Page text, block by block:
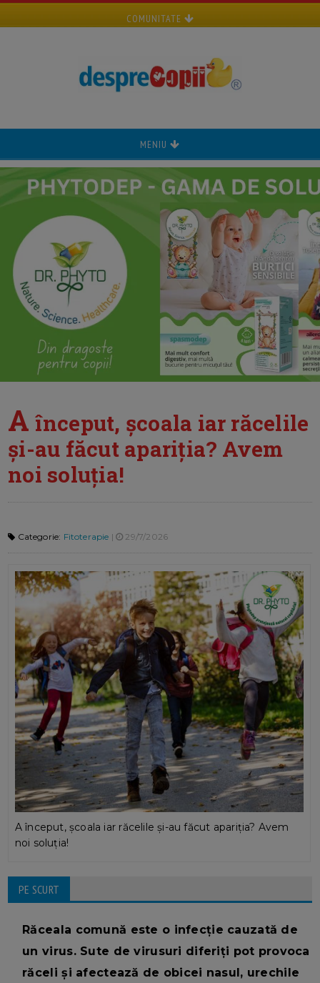
COMUNITATE
MENIU
A început, școala iar răcelile
și-au făcut apariția? Avem
noi soluția!
Categorie: Fitoterapie | 29/7/2026
A început, școala iar răcelile și-au făcut apariția? Avem
noi soluția!
PE SCURT
Răceala comună este o infecție cauzată de
un virus. Sute de virusuri diferiți pot provoca
răceli și afectează de obicei nasul, urechile